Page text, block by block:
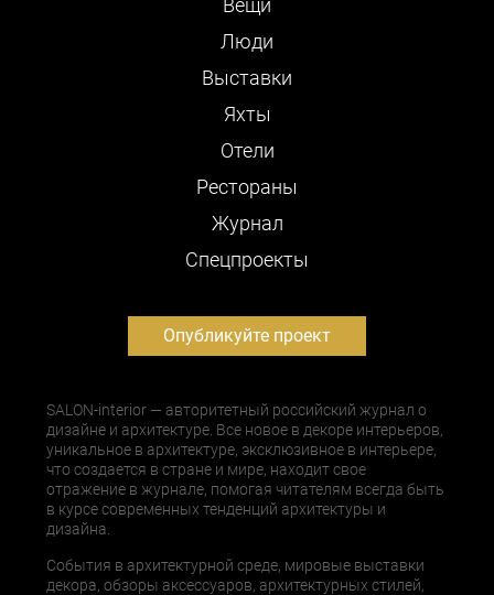
Вещи
Люди
Выставки
Яхты
Отели
Рестораны
Журнал
Cпецпроекты
Опубликуйте проект
SALON-interior — авторитетный российский журнал о
дизайне и архитектуре. Все новое в декоре интерьеров,
уникальное в архитектуре, эксклюзивное в интерьере,
что создается в стране и мире, находит свое
отражение в журнале, помогая читателям всегда быть
в курсе современных тенденций архитектуры и
дизайна.
События в архитектурной среде, мировые выставки
декора, обзоры аксессуаров, архитектурных стилей,